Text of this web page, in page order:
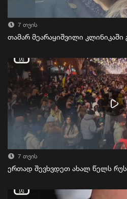
7 თვის
თამარ მეარაყიშვილი კლინიკაში
7 თვის
ერთად შევხვდეთ ახალ წელს